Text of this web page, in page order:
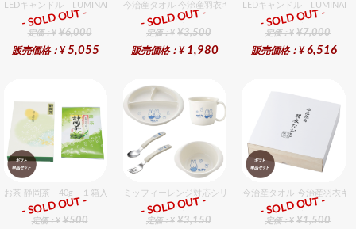
LEDキャンドル LUMINARA（ルミナラ） アイボリー ピラー3.5x7 ギフトボックス
ギフト
定価：¥ ¥6,000
販売価格：¥ 5,055
- SOLD OUT -
今治産タオル 今治産羽衣ギフトバスタオル 1個入セット
ギフト
定価：¥ ¥3,500
販売価格：¥ 1,980
- SOLD OUT -
LEDキャンドル
ギフト
定価：¥ ¥7,000
販売価格：¥ 6,516
- SOLD OUT -
お茶 静岡茶 40g １箱入セット
ギフト
定価：¥ ¥500
- SOLD OUT -
ミッフィーレンジ対応シリーズ セット販売商品です。
ギフト
定価：¥ ¥3,150
- SOLD OUT -
今治産タオル 今治産羽衣
ギフト
定価：¥ ¥1,500
- SOLD OUT -